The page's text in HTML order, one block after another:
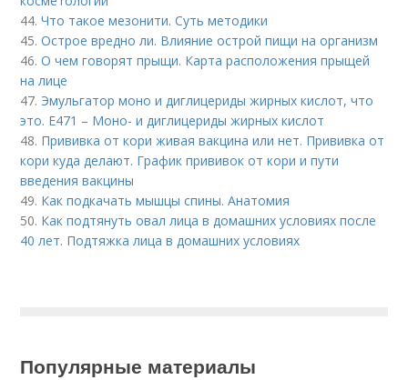
44.Что такое мезонити. Суть методики
45.Острое вредно ли. Влияние острой пищи на организм
46.О чем говорят прыщи. Карта расположения прыщей
на лице
47. Эмульгатор моно и диглицериды жирных кислот, что
это. Е471 – Моно- и диглицериды жирных кислот
48. Прививка от кори живая вакцина или нет. Прививка от
кори куда делают. График прививок от кори и пути
введения вакцины
49. Как подкачать мышцы спины. Анатомия
50. Как подтянуть овал лица в домашних условиях после
40 лет. Подтяжка лица в домашних условиях
Популярные материалы